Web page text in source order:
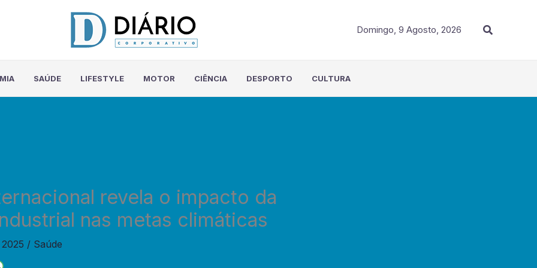
Domingo, 9 Agosto, 2026 Procurar
SAÚDE LIFESTYLE MOTOR CIÊNCIA DESPORTO CULTURA
revela o impacto da
nas metas climáticas
/ Saúde